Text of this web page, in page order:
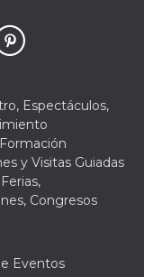
Espectáculos,
y Visitas Guiadas
Congresos
Eventos